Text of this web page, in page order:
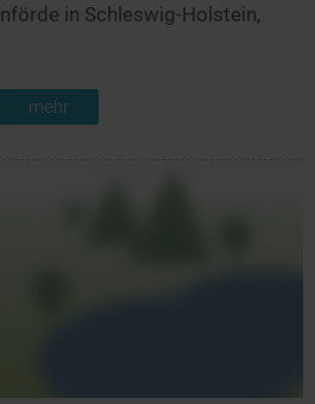
in Schleswig-Holstein,
mehr